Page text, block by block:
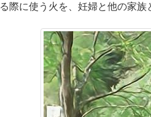
る際に使う火を、妊婦と他の家族